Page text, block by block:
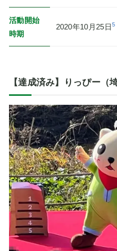
活動開始
時期
2020年10月25日5
【達成済み】りっぴー（